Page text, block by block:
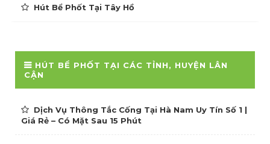
Hút Bể Phốt Tại Tây Hồ
HÚT BỂ PHỐT TẠI CÁC TỈNH, HUYỆN LÂN
CẬN
Dịch Vụ Thông Tắc Cống Tại Hà Nam Uy Tín Số 1 |
Giá Rẻ – Có Mặt Sau 15 Phút